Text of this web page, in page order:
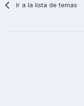
Ir a la lista de temas